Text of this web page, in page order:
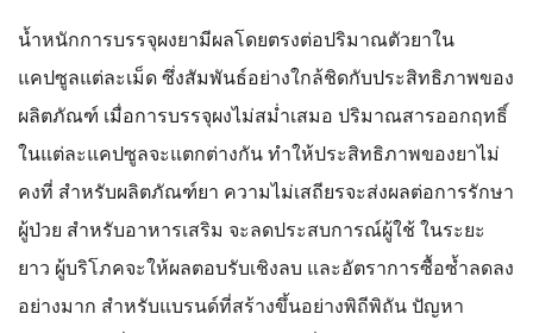
น้ำหนักการบรรจุผงยามีผลโดยตรงต่อปริมาณตัวยาใน
แคปซูลแต่ละเม็ด ซึ่งสัมพันธ์อย่างใกล้ชิดกับประสิทธิภาพของ
ผลิตภัณฑ์ เมื่อการบรรจุผงไม่สม่ำเสมอ ปริมาณสารออกฤทธิ์
ในแต่ละแคปซูลจะแตกต่างกัน ทำให้ประสิทธิภาพของยาไม่
คงที่ สำหรับผลิตภัณฑ์ยา ความไม่เสถียรจะส่งผลต่อการรักษา
ผู้ป่วย สำหรับอาหารเสริม จะลดประสบการณ์ผู้ใช้ ในระยะ
ยาว ผู้บริโภคจะให้ผลตอบรับเชิงลบ และอัตราการซื้อซ้ำลดลง
อย่างมาก สำหรับแบรนด์ที่สร้างขึ้นอย่างพิถีพิถัน ปัญหา